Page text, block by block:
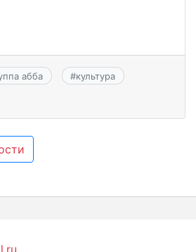
абба #культура